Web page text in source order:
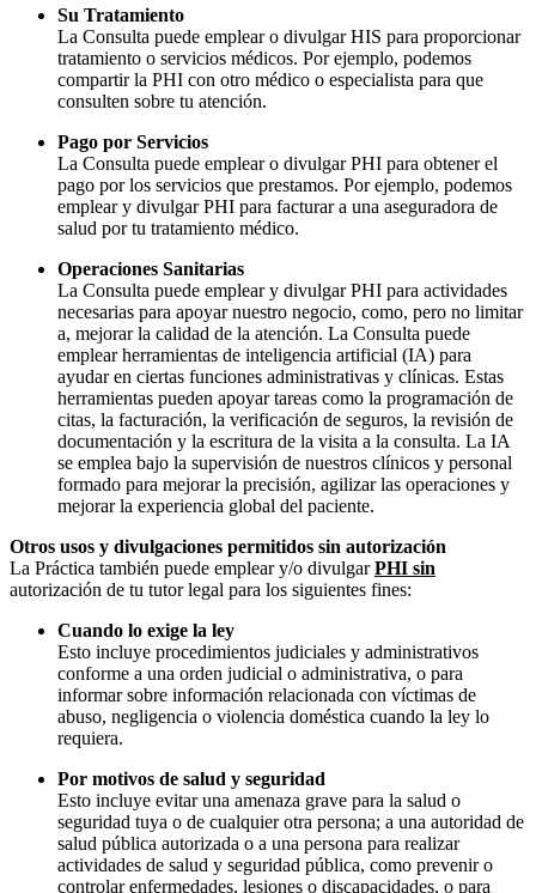
Su Tratamiento
La Consulta puede emplear o divulgar HIS para proporcionar
tratamiento o servicios médicos. Por ejemplo, podemos
compartir la PHI con otro médico o especialista para que
consulten sobre tu atención.
Pago por Servicios
La Consulta puede emplear o divulgar PHI para obtener el
pago por los servicios que prestamos. Por ejemplo, podemos
emplear y divulgar PHI para facturar a una aseguradora de
salud por tu tratamiento médico.
Operaciones Sanitarias
La Consulta puede emplear y divulgar PHI para actividades
necesarias para apoyar nuestro negocio, como, pero no limitar
a, mejorar la calidad de la atención. La Consulta puede
emplear herramientas de inteligencia artificial (IA) para
ayudar en ciertas funciones administrativas y clínicas. Estas
herramientas pueden apoyar tareas como la programación de
citas, la facturación, la verificación de seguros, la revisión de
documentación y la escritura de la visita a la consulta. La IA
se emplea bajo la supervisión de nuestros clínicos y personal
formado para mejorar la precisión, agilizar las operaciones y
mejorar la experiencia global del paciente.
Otros usos y divulgaciones permitidos sin autorización
La Práctica también puede emplear y/o divulgarPHI sin
autorización de tu tutor legal para los siguientes fines:
Cuando lo exige la ley
Esto incluye procedimientos judiciales y administrativos
conforme a una orden judicial o administrativa, o para
informar sobre información relacionada con víctimas de
abuso, negligencia o violencia doméstica cuando la ley lo
requiera.
Por motivos de salud y seguridad
Esto incluye evitar una amenaza grave para la salud o
seguridad tuya o de cualquier otra persona; a una autoridad de
salud pública autorizada o a una persona para realizar
actividades de salud y seguridad pública, como prevenir o
controlar enfermedades, lesiones o discapacidades, o para